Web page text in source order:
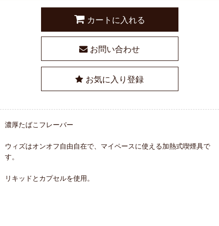
カートに入れる
お問い合わせ
お気に入り登録
濃厚たばこフレーバー
ウィズはオンオフ自由自在で、マイペースに使える加熱式喫煙具で
す。
リキッドとカプセルを使用。